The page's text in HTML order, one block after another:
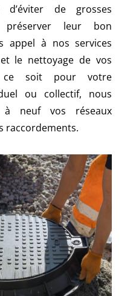
d’éviter de grosses
leur bon
appel à nos services
le nettoyage de vos
soit pour votre
ou collectif, nous
neuf vos réseaux
raccordements.